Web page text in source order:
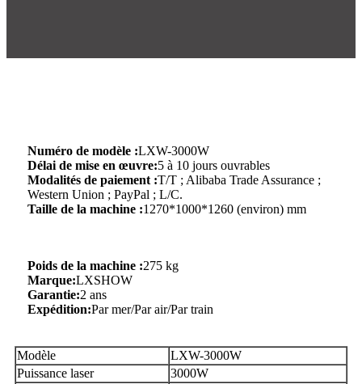
Numéro de modèle :LXW-3000W
Délai de mise en œuvre:5 à 10 jours ouvrables
Modalités de paiement :T/T ; Alibaba Trade Assurance ;
Western Union ; PayPal ; L/C.
Taille de la machine :1270*1000*1260 (environ) mm
Poids de la machine :275 kg
Marque:LXSHOW
Garantie:2 ans
Expédition:Par mer/Par air/Par train
Modèle
LXW-3000W
Puissance laser
3000W